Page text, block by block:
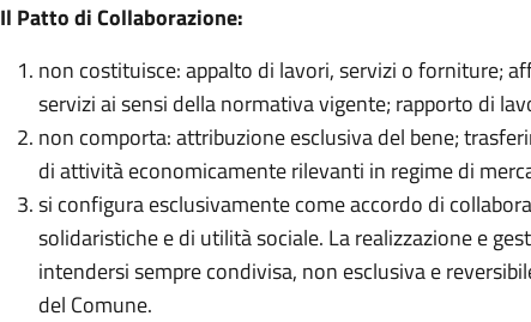
Il Patto di Collaborazione:
non costituisce: appalto di lavori, servizi o forniture;
servizi ai sensi della normativa vigente; rapporto di
non comporta: attribuzione esclusiva del bene;
di attività economicamente rilevanti in regime di
si configura esclusivamente come accordo di
solidaristiche e di utilità sociale. La realizzazione e
intendersi sempre condivisa, non esclusiva e
del Comune.